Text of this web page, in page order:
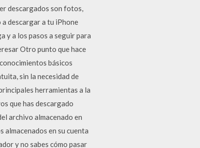
descargados son fotos,
descargar a tu iPhone
y a los pasos a seguir para
Otro punto que hace
básicos
sin la necesidad de
herramientas a la
que has descargado
archivo almacenado en
almacenados en su cuenta
y no sabes cómo pasar